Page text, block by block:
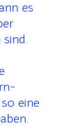
es
eine